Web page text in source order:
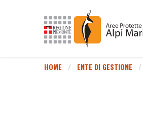
HOME ENTE DI GESTIONE